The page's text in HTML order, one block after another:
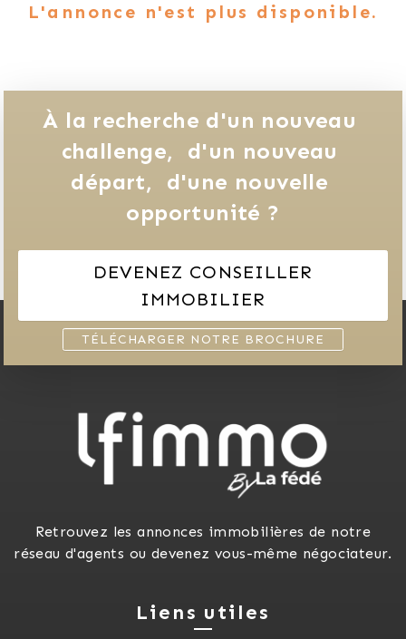
L'annonce n'est plus disponible.
À la recherche d'un nouveau
challenge,
d'un nouveau
départ,
d'une nouvelle
opportunité ?
DEVENEZ CONSEILLER
IMMOBILIER
TÉLÉCHARGER NOTRE BROCHURE
Retrouvez les annonces immobilières de notre
réseau d'agents ou devenez vous-même négociateur.
Liens utiles